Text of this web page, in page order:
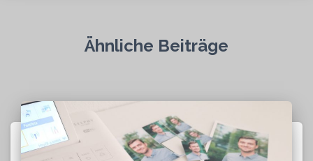
Ähnliche Beiträge